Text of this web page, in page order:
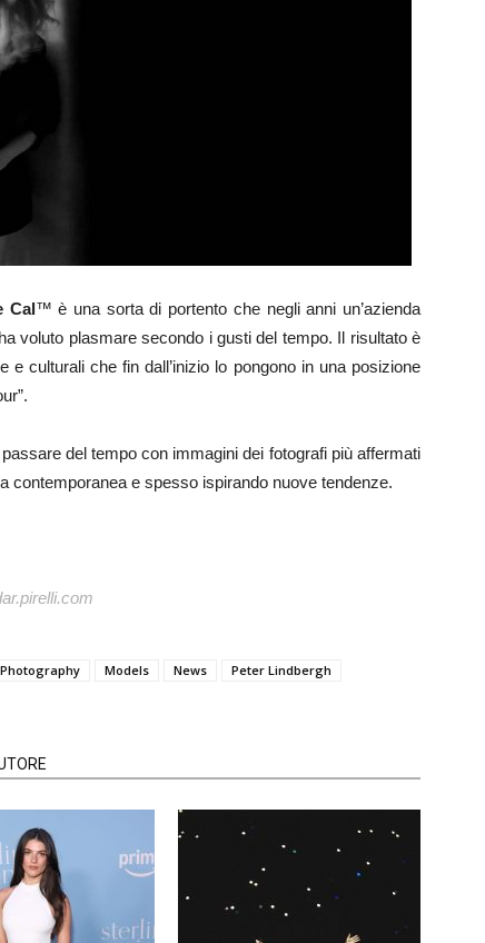
Cal™ è una sorta di portento che negli anni un’azienda
voluto plasmare secondo i gusti del tempo. Il risultato è
culturali che fin dall’inizio lo pongono in una posizione
del tempo con immagini dei fotografi più affermati
contemporanea e spesso ispirando nuove tendenze.
Models News
Peter Lindbergh